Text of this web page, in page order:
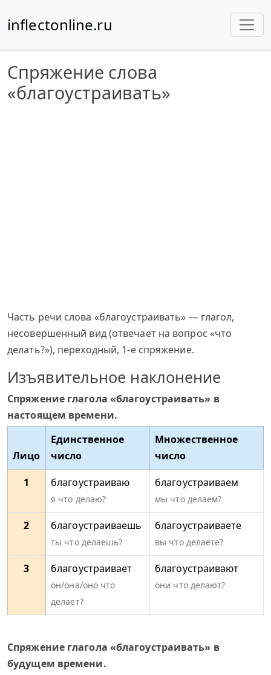
inflectonline.ru
Спряжение слова
«благоустраивать»
Часть речи слова «благоустраивать» — глагол,
несовершенный вид (отвечает на вопрос «что
делать?»), переходный, 1-е спряжение.
Изъявительное наклонение
Спряжение глагола «благоустраивать» в
настоящем времени.
Лицо
Единственное
число
Множественное
число
1
благоустраиваю
я что делаю?
благоустраиваем
мы что делаем?
2 благоустраиваешь
ты что делаешь?
благоустраиваете
вы что делаете?
3 благоустраивает
он/она/оно что
делает?
благоустраивают
они что делают?
Спряжение глагола «благоустраивать» в
будущем времени.